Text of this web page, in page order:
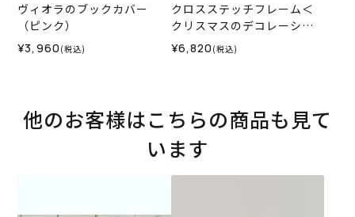
ヴィオラのブックカバー
（ピンク）
¥3,960 (税込)
クロスステッチフレーム＜
クリスマスのデコレーショ
ンリース＞
¥6,820 (税込)
他のお客様はこちらの商品も見て
います